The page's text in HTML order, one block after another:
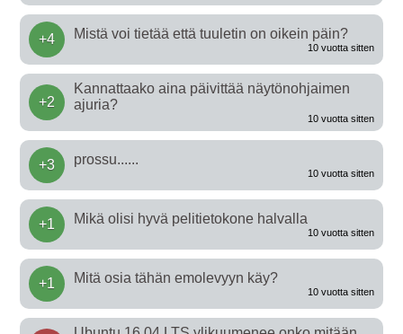
+4 Mistä voi tietää että tuuletin on oikein päin?
10 vuotta sitten
+2
Kannattaako aina päivittää näytönohjaimen
ajuria?
10 vuotta sitten
+3 prossu......
10 vuotta sitten
+1 Mikä olisi hyvä pelitietokone halvalla
10 vuotta sitten
+1 Mitä osia tähän emolevyyn käy?
10 vuotta sitten